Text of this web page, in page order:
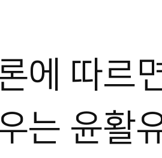
에 따르
는 윤활